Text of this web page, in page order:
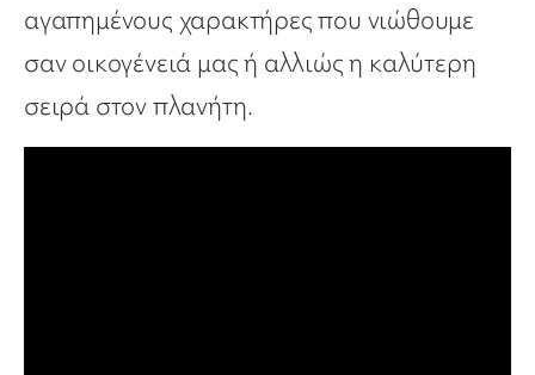
αγαπημένους χαρακτήρες που νιώθουμε
σαν οικογένειά μας ή αλλιώς η καλύτερη
σειρά στον πλανήτη.